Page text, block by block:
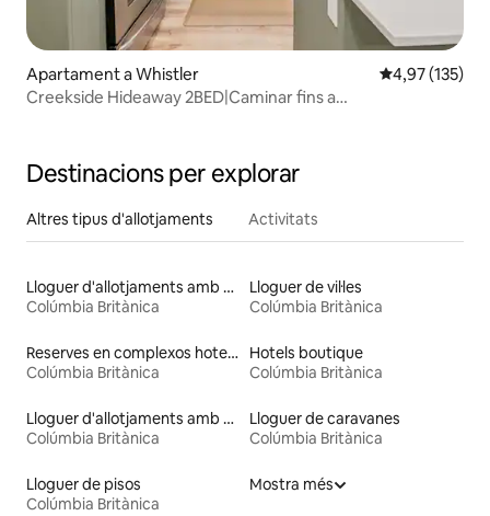
Apartament a Whistler 4,97 de
4,97 (135)
Creekside Hideaway 2BED|Caminar fins a
Destinacions per explorar
Altres tipus d'allotjaments Activitats
Lloguer d'allotjaments amb accés a un llac
Colúmbia Britànica
Lloguer de vil·les
Colúmbia Britànica
Reserves en complexos hotelers
Colúmbia Britànica
Hotels boutique
Colúmbia Britànica
Lloguer d'allotjaments amb vàter d'alçada accessible
Colúmbia Britànica
Lloguer de caravanes
Colúmbia Britànica
Lloguer de pisos
Colúmbia Britànica
Mostra més